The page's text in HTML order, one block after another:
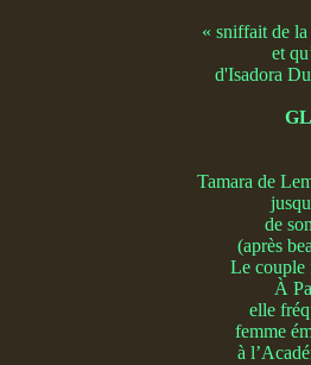
« sniffait de
et
d'Isadora
Tamara de
de
(après
Le couple
À
elle
femme
à